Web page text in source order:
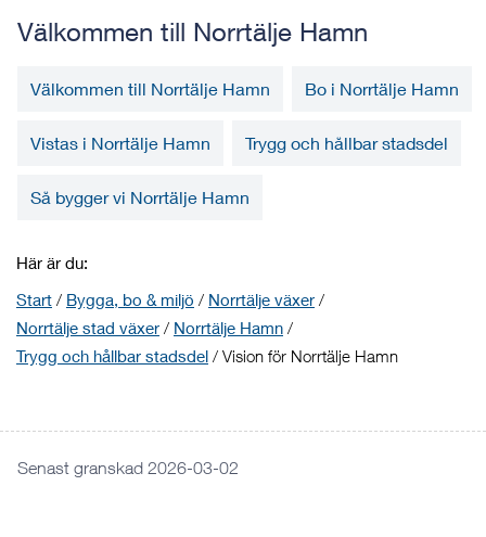
Välkommen till Norrtälje Hamn
Välkommen till Norrtälje Hamn Bo i Norrtälje Hamn
Vistas i Norrtälje Hamn Trygg och hållbar stadsdel
Så bygger vi Norrtälje Hamn
Här är du:
Start / Bygga, bo & miljö / Norrtälje växer /
Norrtälje stad växer / Norrtälje Hamn /
Trygg och hållbar stadsdel / Vision för Norrtälje Hamn
Senast granskad 2026-03-02